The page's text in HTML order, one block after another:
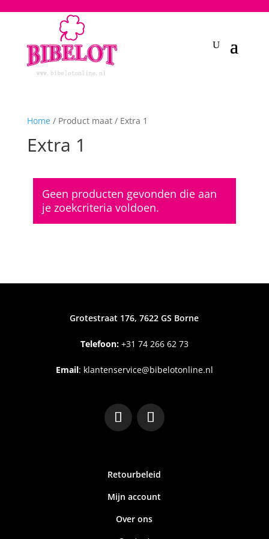
Home/ Product maat / Extra 1
Extra 1
Geen producten gevonden die aan
je zoekcriteria voldoen.
Grotestraat 176, 7622 GS Borne
Telefoon:+31 74 266 62 73
Email: klantenservice@bibelotonline.nl
Retourbeleid
Mijn account
Over ons